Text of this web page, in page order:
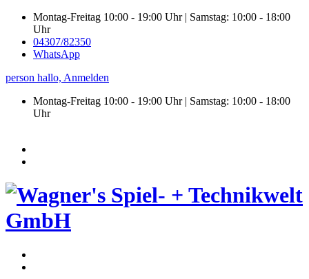
Montag-Freitag 10:00 - 19:00 Uhr | Samstag: 10:00 - 18:00
Uhr
04307/82350
WhatsApp
person hallo, Anmelden
Montag-Freitag 10:00 - 19:00 Uhr | Samstag: 10:00 - 18:00
Uhr